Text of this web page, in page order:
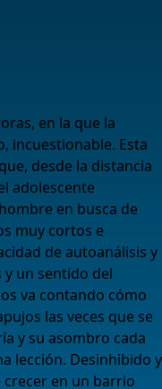
en la que la
incuestionable. Esta
desde la distancia
adolescente
en busca de
muy cortos e
de autoanálisis y
un sentido del
va contando cómo
las veces que se
y su asombro cada
lección. Desinhibido y
crecer en un barrio